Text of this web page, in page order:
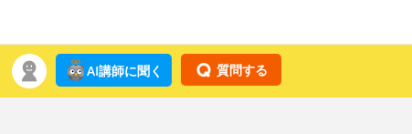
質問する
AI講師に聞く